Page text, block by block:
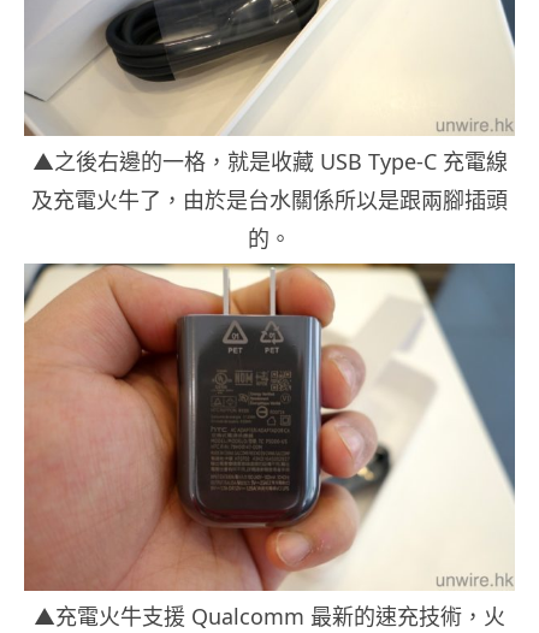
▲之後右邊的一格，就是收藏 USB Type-C 充電線
及充電火牛了，由於是台水關係所以是跟兩腳插頭
的。
▲充電火牛支援 Qualcomm 最新的速充技術，火